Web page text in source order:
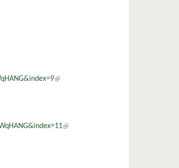
(külső hivatkozás)
(külső hivatkozás)